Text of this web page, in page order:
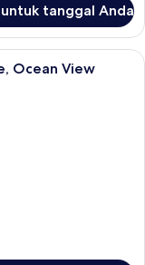
tanggal Anda
bantalan ekstra
Ocean View